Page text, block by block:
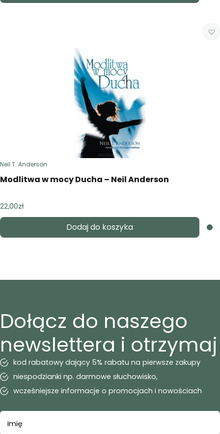
39,90zł. 34,90zł.
Neil T. Anderson
Modlitwa w mocy Ducha – Neil Anderson
22,00zł
Dodaj do koszyka
Dołącz do naszego
newslettera i otrzymaj
kod rabatowy dający 5% rabatu na pierwsze zakupy
niespodzianki np. darmowe słuchowisko,
wcześniejsze informacje o promocjach i nowościach